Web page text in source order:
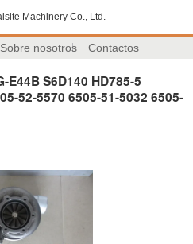
Machinery Co., Ltd.
Sobre nosotros Contactos
S6D140 HD785-5
52-5570 6505-51-5032 6505-